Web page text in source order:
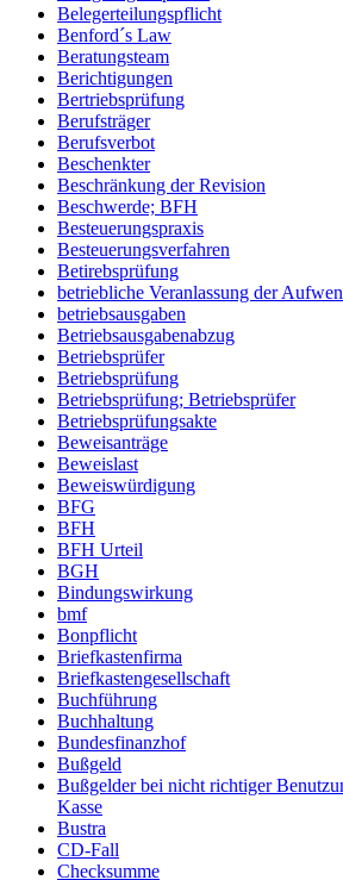
Belegerteilungspflicht
Benford´s Law
Beratungsteam
Berichtigungen
Bertriebsprüfung
Berufsträger
Berufsverbot
Beschenkter
Beschränkung der Revision
Beschwerde; BFH
Besteuerungspraxis
Besteuerungsverfahren
Betirebsprüfung
betriebliche Veranlassung der
betriebsausgaben
Betriebsausgabenabzug
Betriebsprüfer
Betriebsprüfung
Betriebsprüfung; Betriebsprüfer
Betriebsprüfungsakte
Beweisanträge
Beweislast
Beweiswürdigung
BFG
BFH
BFH Urteil
BGH
Bindungswirkung
bmf
Bonpflicht
Briefkastenfirma
Briefkastengesellschaft
Buchführung
Buchhaltung
Bundesfinanzhof
Bußgeld
Bußgelder bei nicht richtiger
Kasse
Bustra
CD-Fall
Checksumme